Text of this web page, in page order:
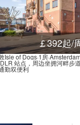
0.01米
0.00米
Barkantine Clinic Hutchings St (Stop C), 50 Westferry Road, 伦敦, E14 3AQ, 英国
0.01米
0.01米
0.01米
￡392起/
Isle of Dogs·1房
站点，周边坐拥河畔步
勤双便利